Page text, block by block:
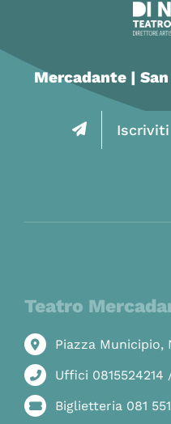
Mercadante |
Teatro
Piazza Municipio,
Uffici 0815524214
Biglietteria 081